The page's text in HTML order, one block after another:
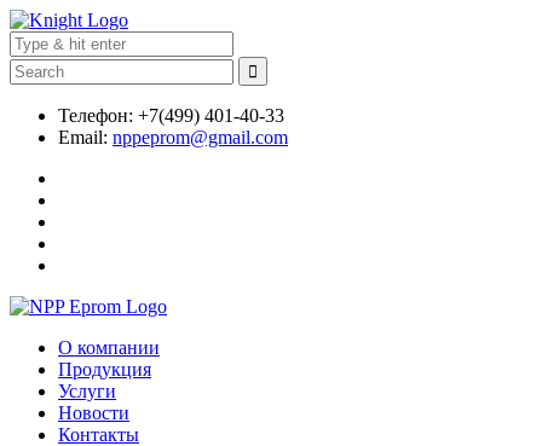
Телефон: +7(499) 401-40-33
Email: nppeprom@gmail.com
О компании
Продукция
Услуги
Новости
Контакты